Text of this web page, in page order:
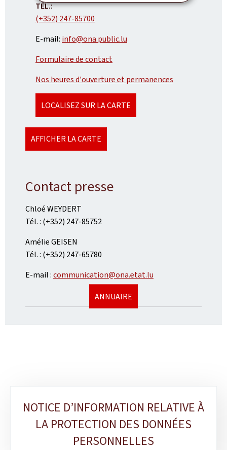
:TÉL.:
(+352) 247-85700
E-mail: info@ona.public.lu
Formulaire de contact
Nos heures d'ouverture et permanences
LOCALISEZ SUR LA CARTE
AFFICHER LA CARTE
Contact presse
Chloé WEYDERT
Tél. : (+352) 247-85752
Amélie GEISEN
Tél. : (+352) 247-65780
E-mail :communication@ona.etat.lu
ANNUAIRE
Sous-
rubriques
NOTICE D’INFORMATION RELATIVE À
LA PROTECTION DES DONNÉES
PERSONNELLES